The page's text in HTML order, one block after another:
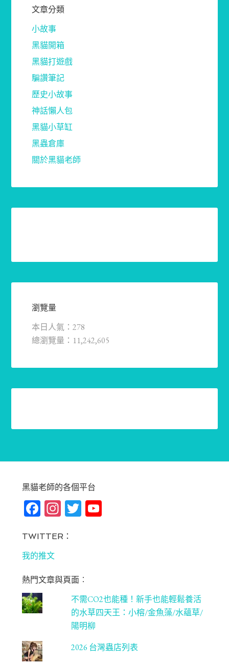
文章分類
小故事
黑貓開箱
黑貓打遊戲
騙讚筆記
歷史小故事
神話懶人包
黑貓小草缸
黑蟲倉庫
關於黑貓老師
瀏覽量
本日人氣：278
總瀏覽量：11,242,605
黑貓老師的各個平台
Fa
bo
ok
In
ag
m
T Yo
C
ha
n
ne
l
TWITTER：
我的推文
熱門文章與頁面︰
不需CO2也能種！新手也能輕鬆養活
的水草四天王：小榕/金魚藻/水蘊草/
陽明柳
2026 台灣蟲店列表